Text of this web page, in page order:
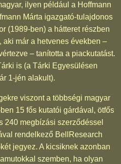
ilyen például a Hoffmann
Márta igazgató-tulajdonos
(1989-ben) a hátteret részben
már a hetvenes években –
– tanította a piackutatást.
is (a Tárki Egyesülésen
1-jén alakult).
viszont a többségi magyar
15 fős kutatói gárdával, ötfős
240 megbízási szerződéssel
rendelkező BellResearch
jegyez. A kicsiknek azonban
szemben, ha olyan